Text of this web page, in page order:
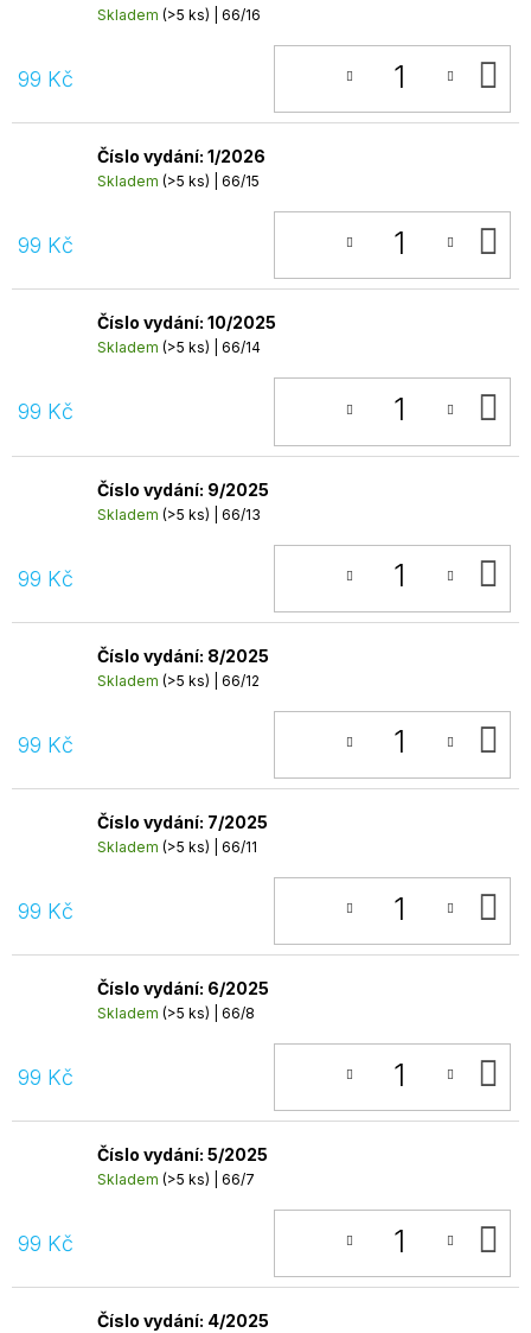
Skladem (>5 ks) | 66/16
99 Kč
Číslo vydání: 1/2026
Skladem (>5 ks) | 66/15
99 Kč
Číslo vydání: 10/2025
Skladem (>5 ks) | 66/14
99 Kč
Číslo vydání: 9/2025
Skladem (>5 ks) | 66/13
99 Kč
Číslo vydání: 8/2025
Skladem (>5 ks) | 66/12
99 Kč
Číslo vydání: 7/2025
Skladem (>5 ks) | 66/11
99 Kč
Číslo vydání: 6/2025
Skladem (>5 ks) | 66/8
99 Kč
Číslo vydání: 5/2025
Skladem (>5 ks) | 66/7
99 Kč
Číslo vydání: 4/2025